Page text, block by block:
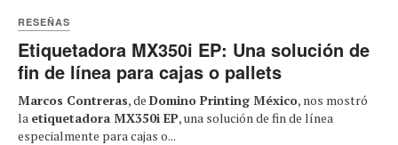
RESEÑAS
Etiquetadora MX350i EP: Una solución de
fin de línea para cajas o pallets
Marcos Contreras, de Domino Printing México, nos mostró
la etiquetadora MX350i EP, una solución de fin de línea
especialmente para cajas o...